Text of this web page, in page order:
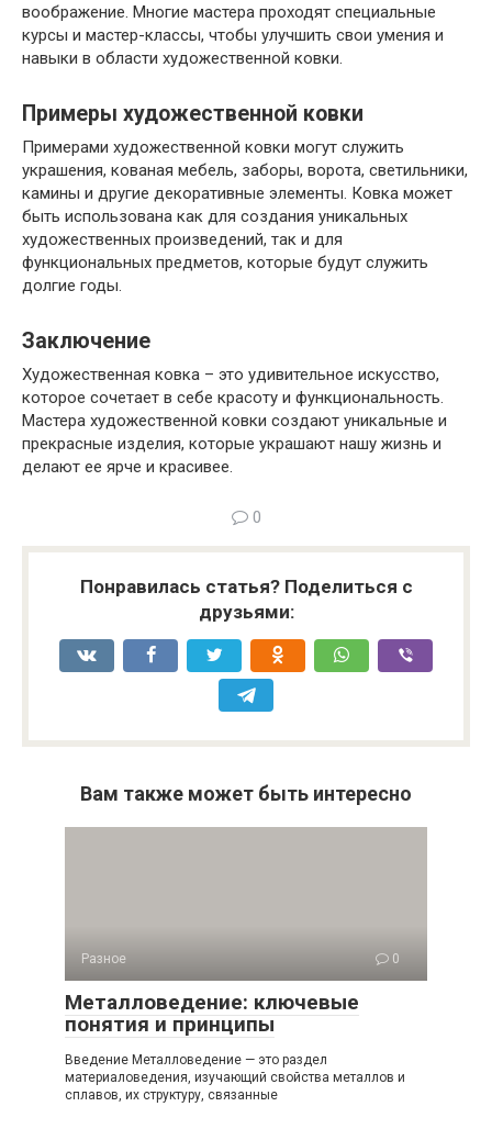
воображение. Многие мастера проходят специальные
курсы и мастер-классы, чтобы улучшить свои умения и
навыки в области художественной ковки.
Примеры художественной ковки
Примерами художественной ковки могут служить
украшения, кованая мебель, заборы, ворота, светильники,
камины и другие декоративные элементы. Ковка может
быть использована как для создания уникальных
художественных произведений, так и для
функциональных предметов, которые будут служить
долгие годы.
Заключение
Художественная ковка – это удивительное искусство,
которое сочетает в себе красоту и функциональность.
Мастера художественной ковки создают уникальные и
прекрасные изделия, которые украшают нашу жизнь и
делают ее ярче и красивее.
0
Понравилась статья? Поделиться с
друзьями:
Вам также может быть интересно
Разное 0
Металловедение: ключевые
понятия и принципы
Введение Металловедение — это раздел
материаловедения, изучающий свойства металлов и
сплавов, их структуру, связанные